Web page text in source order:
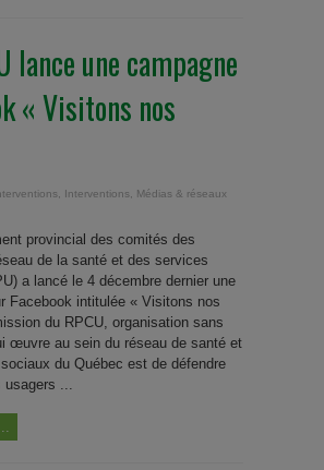
lance une campagne
« Visitons nos
Interventions
Médias & réseaux
provincial des comités des
de la santé et des services
a lancé le 4 décembre dernier une
Facebook intitulée « Visitons nos
du RPCU, organisation sans
œuvre au sein du réseau de santé et
du Québec est de défendre
usagers ...